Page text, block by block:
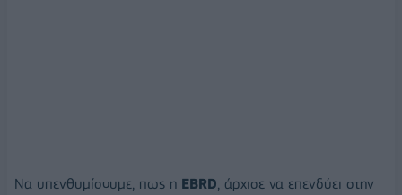
Να υπενθυμίσουμε, πως η EBRD , άρχισε να επενδύει στην